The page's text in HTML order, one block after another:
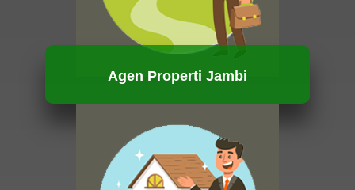
Agen Properti Jambi
HUBUNGI KAMI